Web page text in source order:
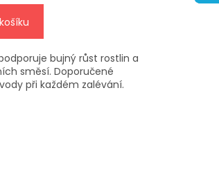
bujný růst rostlin a
směsí. Doporučené
při každém zalévání.